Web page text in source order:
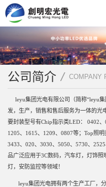
公司简介 / COMPANY
leyu集团光电有限公司（简称“leyu集
发，生产，销售和售后服务为一体的光
要封装型号有Chip指示类LED： 0402
1205、1615、1209、0807等；Top照
3433、020、3030、5050、5730、
品广泛应用于3C数码，汽车灯，灯饰
灯，安防监控等领域！
leyu集团光电拥有两个生产工厂，分